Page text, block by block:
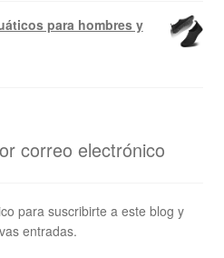
para hombres y
correo electrónico
para suscribirte a este blog y
entradas.